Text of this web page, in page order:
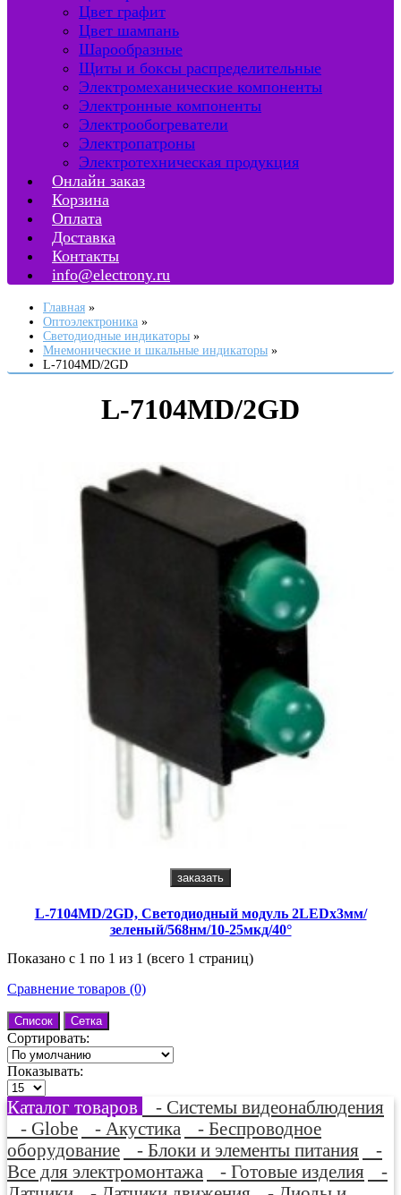
Цвет графит
Цвет шампань
Шарообразные
Щиты и боксы распределительные
Электромеханические компоненты
Электронные компоненты
Электрообогреватели
Электропатроны
Электротехническая продукция
Онлайн заказ
Корзина
Оплата
Доставка
Контакты
info@electrony.ru
Главная
Оптоэлектроника
Светодиодные индикаторы
Мнемонические и шкальные индикаторы
L-7104MD/2GD
L-7104MD/2GD
заказать
L-7104MD/2GD, Светодиодный модуль 2LEDх3мм/
зеленый/568нм/10-25мкд/40°
Показано с 1 по 1 из 1 (всего 1 страниц)
Сравнение товаров (0)
Список Сетка
Сортировать:
Показывать:
Каталог товаров
- Системы видеонаблюдения
- Globe
- Акустика
- Беспроводное
оборудование
- Блоки и элементы питания
-
Все для электромонтажа
- Готовые изделия
-